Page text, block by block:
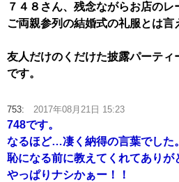
７４８さん、残念ながらお店のレ
ご両親参列の結婚式の礼服とは言
友人だけのくだけた披露パーティ
です。
753: 2017年08月21日 15:23
748です。
なるほど…凄く納得の言葉でした。
恥になる前に教えてくれてありが
やっぱりナシかぁー！！